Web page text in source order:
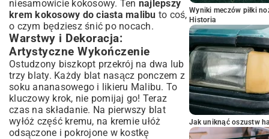
niesamowicie kokosowy. Ten najlepszy
krem kokosowy do ciasta malibu to coś,
o czym będziesz śnić po nocach.
Warstwy i Dekoracja:
Artystyczne Wykończenie
Ostudzony biszkopt przekrój na dwa lub
trzy blaty. Każdy blat nasącz ponczem z
soku ananasowego i likieru Malibu. To
kluczowy krok, nie pomijaj go! Teraz
czas na składanie. Na pierwszy blat
wyłóż część kremu, na kremie ułóż
odsączone i pokrojone w kostkę
Wyniki meczów piłki
Historia
Jak uniknąć oszustw